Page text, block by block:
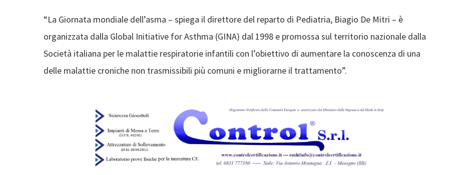
“La Giornata mondiale dell’asma – spiega il direttore del reparto di Pediatria, Biagio De Mitri – è
organizzata dalla Global Initiative for Asthma (GINA) dal 1998 e promossa sul territorio nazionale dalla
Società italiana per le malattie respiratorie infantili con l’obiettivo di aumentare la conoscenza di una
delle malattie croniche non trasmissibili più comuni e migliorarne il trattamento”.